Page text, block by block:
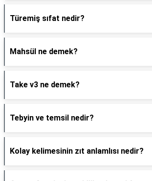
Türemiş sıfat nedir?
Mahsül ne demek?
Take v3 ne demek?
Tebyin ve temsil nedir?
Kolay kelimesinin zıt anlamlısı nedir?